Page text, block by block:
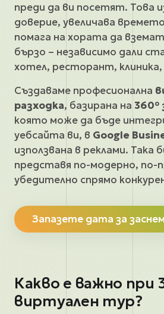
преди да ви посетят. Това
доверие, увеличава
помага на хората да
бързо – независимо дали
хотел, ресторант,
Създаваме професионална
разходка, базирана на 360°
която може да бъде
уебсайта ви, в Google
използвана в реклами. Така
представя по-модерно, по-
убедително спрямо
Запазете дата за
Какво е важно при
виртуален тур?